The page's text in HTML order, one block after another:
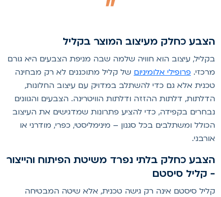
כחלק מעיצוב המוצר בקליל
עיצוב הוא חוויה שלמה שבה מניפת הצבעים היא גורם
פרופילי אלומיניוםשל קליל מתוכננים לא רק מבחינה
אלא גם כדי להשתלב במדויק עם עיצוב החלונות,
דלתות ההזזה ודלתות הוויטרינה. הצבעים והגוונים
בקפידה, כדי להציע פתרונות שמדגישים את העיצוב
ומשתלבים בכל סגנון – מינימליסטי, כפרי, מודרני או
כחלק בלתי נפרד משיטת הפיתוח והייצור
קליל סיסטם
סיסטם אינה רק גישה טכנית, אלא שיטה המבטיחה